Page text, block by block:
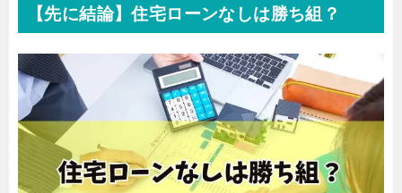
【先に結論】住宅ローンなしは勝ち組？